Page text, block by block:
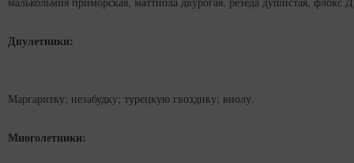
Двулетники:
Маргаритку; незабудку; турецкую гвоздику; виолу.
Многолетники: